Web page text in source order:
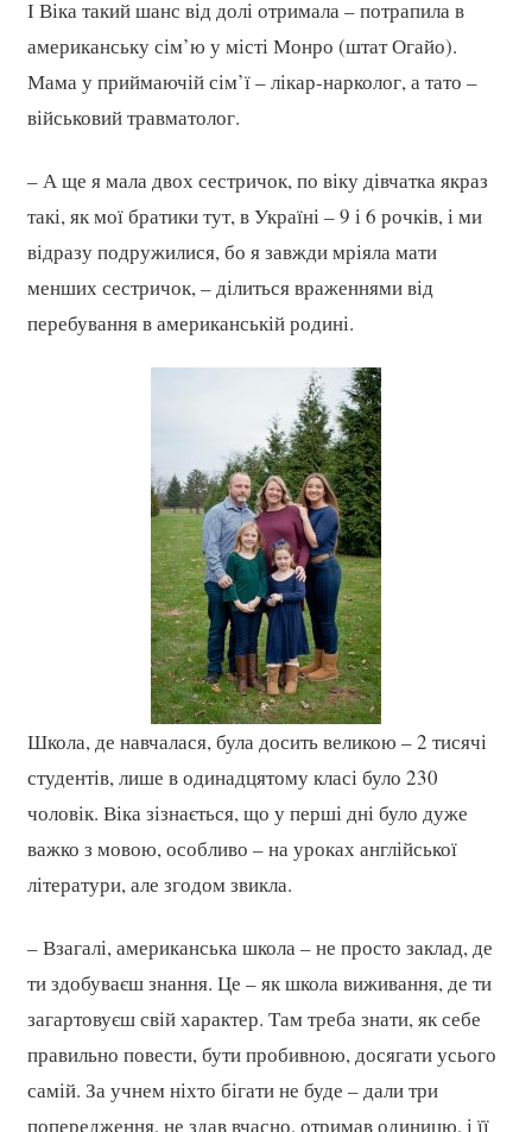
І Віка такий шанс від долі отримала – потрапила в
американську сім’ю у місті Монро (штат Огайо).
Мама у приймаючій сім’ї – лікар-нарколог, а тато –
військовий травматолог.
– А ще я мала двох сестричок, по віку дівчатка якраз
такі, як мої братики тут, в Україні – 9 і 6 рочків, і ми
відразу подружилися, бо я завжди мріяла мати
менших сестричок, – ділиться враженнями від
перебування в американській родині.
Школа, де навчалася, була досить великою – 2 тисячі
студентів, лише в одинадцятому класі було 230
чоловік. Віка зізнається, що у перші дні було дуже
важко з мовою, особливо – на уроках англійської
літератури, але згодом звикла.
– Взагалі, американська школа – не просто заклад, де
ти здобуваєш знання. Це – як школа виживання, де ти
загартовуєш свій характер. Там треба знати, як себе
правильно повести, бути пробивною, досягати усього
самій. За учнем ніхто бігати не буде – дали три
попередження, не здав вчасно, отримав одиницю, і її